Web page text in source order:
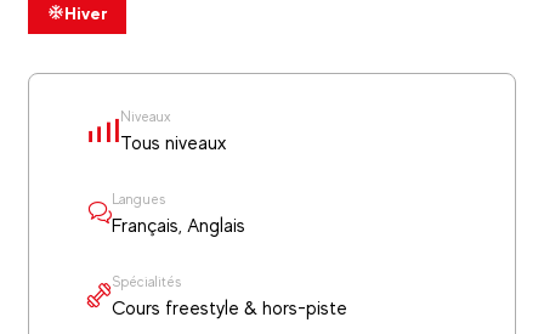
Hiver
Niveaux
Tous niveaux
Langues
Français, Anglais
Spécialités
Cours freestyle & hors-piste